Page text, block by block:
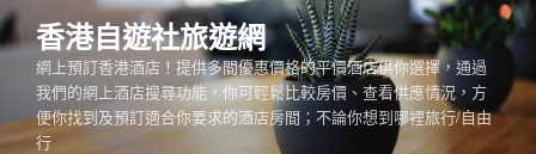
跳
至
內
香港自遊社旅遊網
網上預訂香港酒店！提供多間優惠價格的平價酒店供你選擇，通過
我們的網上酒店搜尋功能，你可輕鬆比較房價、查看供應情況，方
便你找到及預訂適合你要求的酒店房間；不論你想到哪裡旅行/自由
行